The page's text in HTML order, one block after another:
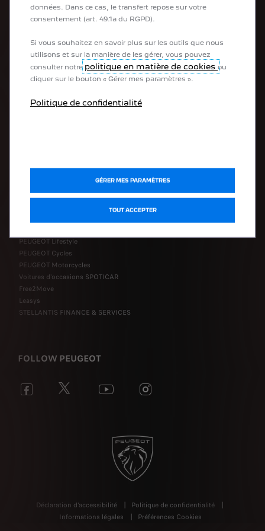
Reprise
Recharge
Accessories
PEUGEOT Lifestyle
PEUGEOT Cycles
PEUGEOT Motorcycles
Voitures d'occasions SPOTICAR
Free2Move
Leasys
STELLANTIS FINANCE & SERVICES
FOLLOW PEUGEOT
Déclaration d'accessibilité
Politique de confidentialité
Informations légales
Préférences Cookies
données. Dans ce cas, le transfert repose sur votre
consentement (art. 49.1a du RGPD).
Si vous souhaitez en savoir plus sur les outils que nous
utilisons et sur la manière de les gérer, vous pouvez
consulter notre politique en matière de cookies ou
cliquer sur le bouton « Gérer mes paramètres ».
Politique de confidentialité
GÉRER MES PARAMÈTRES
TOUT ACCEPTER